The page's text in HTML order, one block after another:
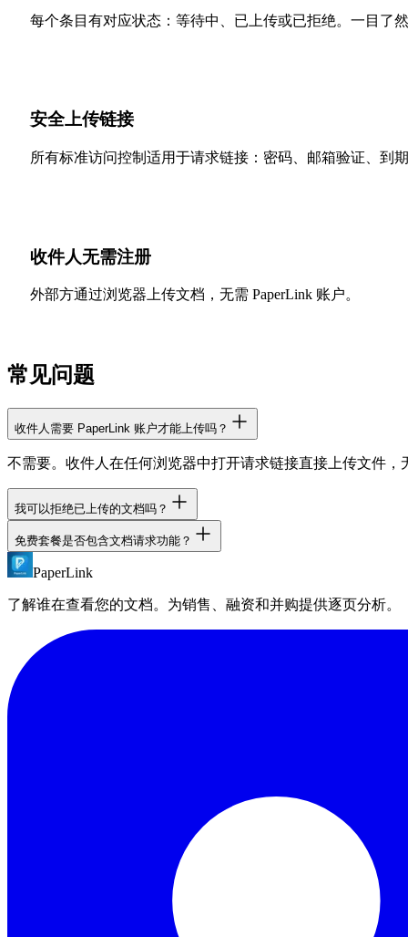
每个条目有对应状态：等待中、已上传或已拒绝。一目了然
安全上传链接
所有标准访问控制适用于请求链接：密码、邮箱验证、到期
收件人无需注册
外部方通过浏览器上传文档，无需 PaperLink 账户。
常见问题
收件人需要 PaperLink 账户才能上传吗？
不需要。收件人在任何浏览器中打开请求链接直接上传文件，
我可以拒绝已上传的文档吗？
可以。将任何已上传条目标记为已拒绝。收件人随后可上传修
免费套餐是否包含文档请求功能？
是的。文档请求在所有套餐中均可使用。详细的文件数量限制
PaperLink
了解谁在查看您的文档。为销售、融资和并购提供逐页分析。